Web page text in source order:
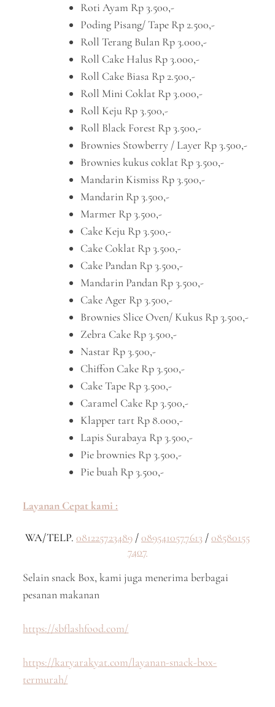
Roti Ayam Rp 3.500,-
Poding Pisang/ Tape Rp 2.500,-
Roll Terang Bulan Rp 3.000,-
Roll Cake Halus Rp 3.000,-
Roll Cake Biasa Rp 2.500,-
Roll Mini Coklat Rp 3.000,-
Roll Keju Rp 3.500,-
Roll Black Forest Rp 3.500,-
Brownies Stowberry / Layer Rp 3.500,-
Brownies kukus coklat Rp 3.500,-
Mandarin Kismiss Rp 3.500,-
Mandarin Rp 3.500,-
Marmer Rp 3.500,-
Cake Keju Rp 3.500,-
Cake Coklat Rp 3.500,-
Cake Pandan Rp 3.500,-
Mandarin Pandan Rp 3.500,-
Cake Ager Rp 3.500,-
Brownies Slice Oven/ Kukus Rp 3.500,-
Zebra Cake Rp 3.500,-
Nastar Rp 3.500,-
Chiffon Cake Rp 3.500,-
Cake Tape Rp 3.500,-
Caramel Cake Rp 3.500,-
Klapper tart Rp 8.000,-
Lapis Surabaya Rp 3.500,-
Pie brownies Rp 3.500,-
Pie buah Rp 3.500,-
Layanan Cepat kami :
WA/TELP. 081225723489 /0895410577613 /08580155
7407
Selain snack Box, kami juga menerima berbagai
pesanan makanan
https://sbflashfood.com/
https://karyarakyat.com/layanan-snack-box-
termurah/